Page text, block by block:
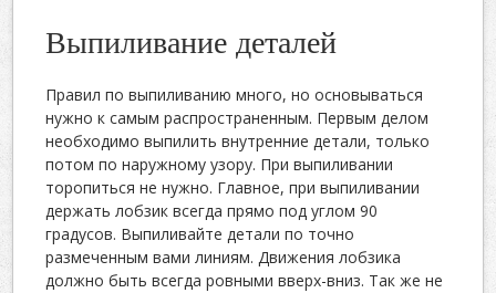
Выпиливание деталей
Правил по выпиливанию много, но основываться
нужно к самым распространенным. Первым делом
необходимо выпилить внутренние детали, только
потом по наружному узору. При выпиливании
торопиться не нужно. Главное, при выпиливании
держать лобзик всегда прямо под углом 90
градусов. Выпиливайте детали по точно
размеченным вами линиям. Движения лобзика
должно быть всегда ровными вверх-вниз. Так же не